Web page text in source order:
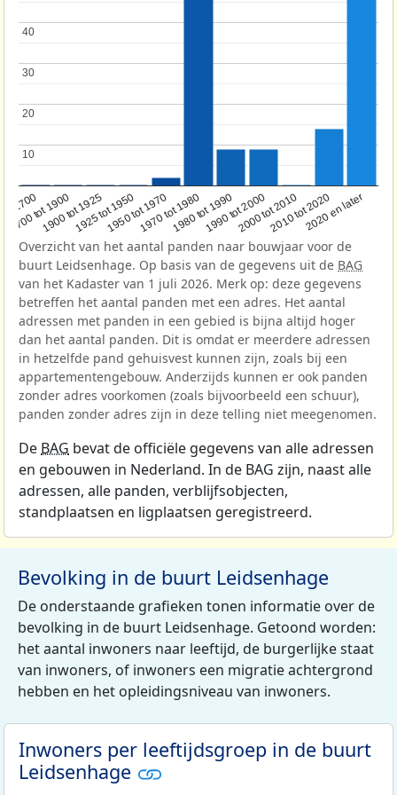
1700
1700 tot 1900
1900 tot 19251925 tot 19501950 tot 19701970 tot 19801980 tot 19901990 tot 20002000 tot 20102010 tot 20202020 en later
10
10
20
20
30
30
40
40
Overzicht van het aantal panden naar bouwjaar voor de
buurt Leidsenhage. Op basis van de gegevens uit de BAG
van het Kadaster van 1 juli 2026. Merk op: deze gegevens
betreffen het aantal panden met een adres. Het aantal
adressen met panden in een gebied is bijna altijd hoger
dan het aantal panden. Dit is omdat er meerdere adressen
in hetzelfde pand gehuisvest kunnen zijn, zoals bij een
appartementengebouw. Anderzijds kunnen er ook panden
zonder adres voorkomen (zoals bijvoorbeeld een schuur),
panden zonder adres zijn in deze telling niet meegenomen.
De BAG bevat de officiële gegevens van alle adressen
en gebouwen in Nederland. In de BAG zijn, naast alle
adressen, alle panden, verblijfsobjecten,
standplaatsen en ligplaatsen geregistreerd.
Bevolking in de buurt Leidsenhage
De onderstaande grafieken tonen informatie over de
bevolking in de buurt Leidsenhage. Getoond worden:
het aantal inwoners naar leeftijd, de burgerlijke staat
van inwoners, of inwoners een migratie achtergrond
hebben en het opleidingsniveau van inwoners.
Inwoners per leeftijdsgroep in de buurt
Leidsenhage